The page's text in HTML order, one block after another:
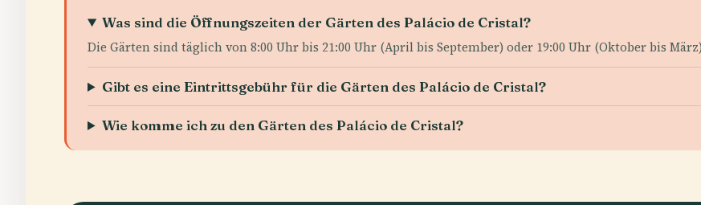
Was sind die Öffnungszeiten der Gärten des Palácio de Cristal?
Die Gärten sind täglich von 8:00 Uhr bis 21:00 Uhr (April bis September) oder 19:00 Uhr (Oktober bis
Gibt es eine Eintrittsgebühr für die Gärten des Palácio de Cristal?
Wie komme ich zu den Gärten des Palácio de Cristal?